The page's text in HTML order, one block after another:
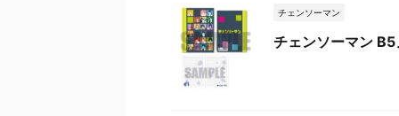
チェンソーマン
チェンソーマン